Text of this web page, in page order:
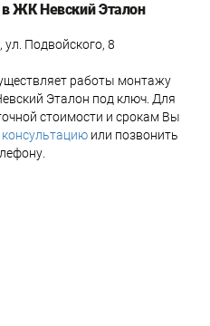
ЖК Невский Эталон
ул. Подвойского, 8
работы монтажу
Эталон под ключ. Для
стоимости и срокам Вы
консультацию или позвонить